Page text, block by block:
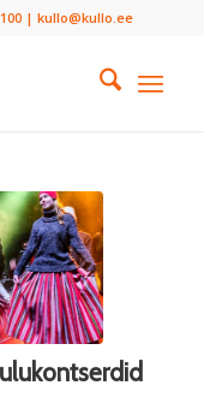
100 | kullo@kullo.ee